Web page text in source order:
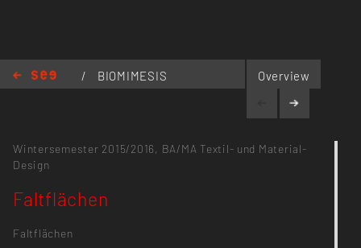
/
BIOMIMESIS
Overview
Wintersemester 2015/2016, BA/MA Textil- und Material-
Design
Faltflächen
Faltflächen